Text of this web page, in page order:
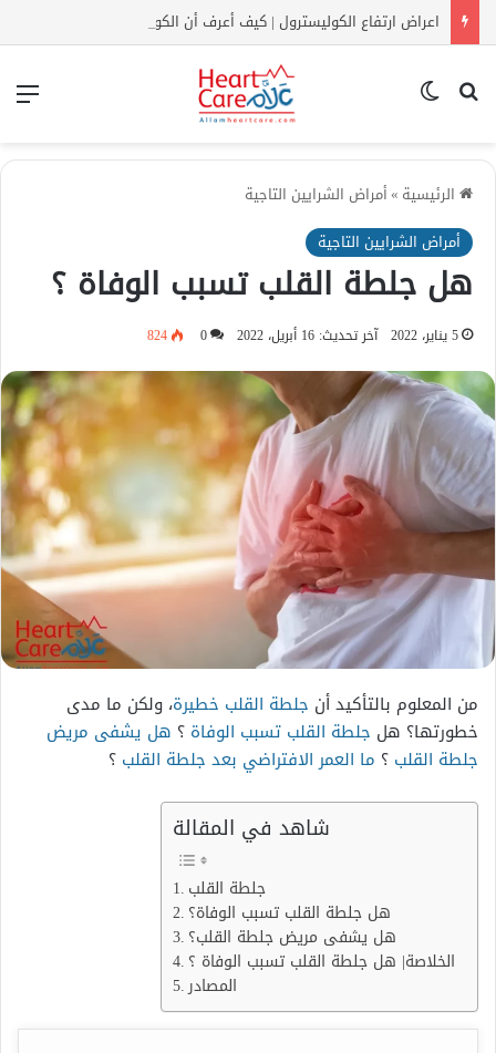
بحث عن
الرئيسية »أمراض الشرايين التاجية
أمراض الشرايين التاجية
هل جلطة القلب تسبب الوفاة ؟
5 يناير، 2022 آخر تحديث: 16 أبريل، 2022 0
824
من المعلوم بالتأكيد أن جلطة القلب خطيرة، ولكن ما مدى
خطورتها؟ هل جلطة القلب تسبب الوفاة ؟ هل يشفى مريض
جلطة القلب ؟ ما العمر الافتراضي بعد جلطة القلب ؟
شاهد في المقالة
جلطة القلب
هل جلطة القلب تسبب الوفاة؟
هل يشفى مريض جلطة القلب؟
الخلاصة| هل جلطة القلب تسبب الوفاة ؟
المصادر